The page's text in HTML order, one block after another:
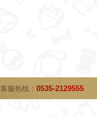
客服热线： 0535-2129555